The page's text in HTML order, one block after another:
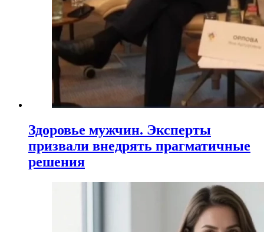
Здоровье мужчин. Эксперты
призвали внедрять прагматичные
решения